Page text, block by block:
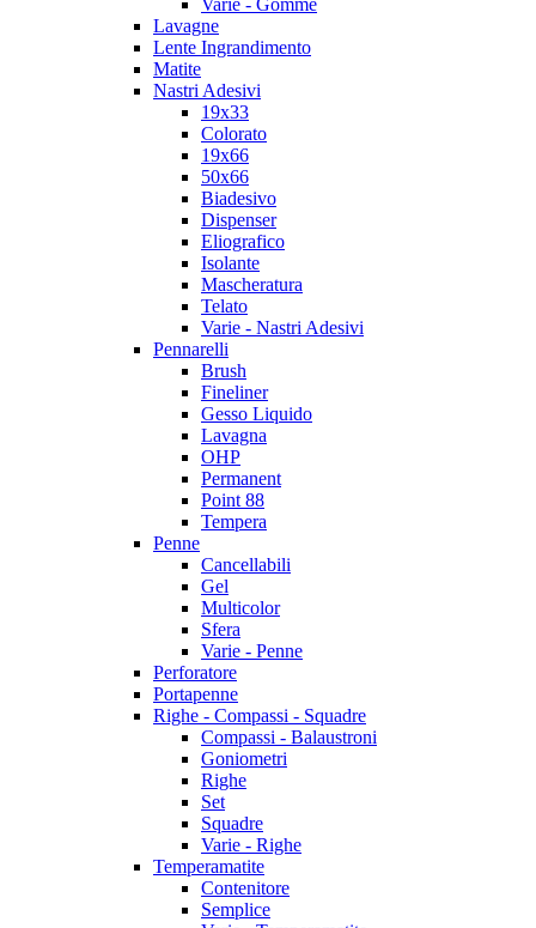
Varie - Gomme
Lavagne
Lente Ingrandimento
Matite
Nastri Adesivi
19x33
Colorato
19x66
50x66
Biadesivo
Dispenser
Eliografico
Isolante
Mascheratura
Telato
Varie - Nastri Adesivi
Pennarelli
Brush
Fineliner
Gesso Liquido
Lavagna
OHP
Permanent
Point 88
Tempera
Penne
Cancellabili
Gel
Multicolor
Sfera
Varie - Penne
Perforatore
Portapenne
Righe - Compassi - Squadre
Compassi - Balaustroni
Goniometri
Righe
Set
Squadre
Varie - Righe
Temperamatite
Contenitore
Semplice